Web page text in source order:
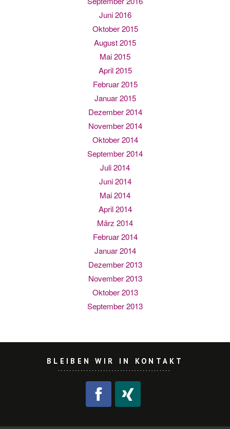
Juni 2016
Oktober 2015
August 2015
Mai 2015
April 2015
Februar 2015
Januar 2015
Dezember 2014
November 2014
Oktober 2014
September 2014
Juli 2014
Juni 2014
Mai 2014
April 2014
März 2014
Februar 2014
Januar 2014
Dezember 2013
November 2013
Oktober 2013
September 2013
BLEIBEN WIR IN KONTAKT